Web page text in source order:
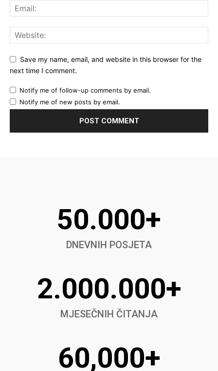
Save my name, email, and website in this browser for the
next time I comment.
Notify me of follow-up comments by email.
Notify me of new posts by email.
50.000+
DNEVNIH POSJETA
2.000.000+
MJESEČNIH ČITANJA
60,000+